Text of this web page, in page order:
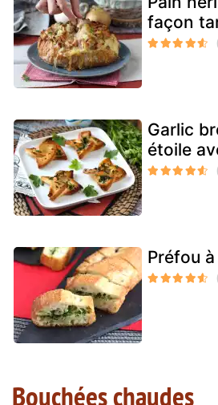
façon
Garlic
étoile
Préfou
Bouchées chaudes